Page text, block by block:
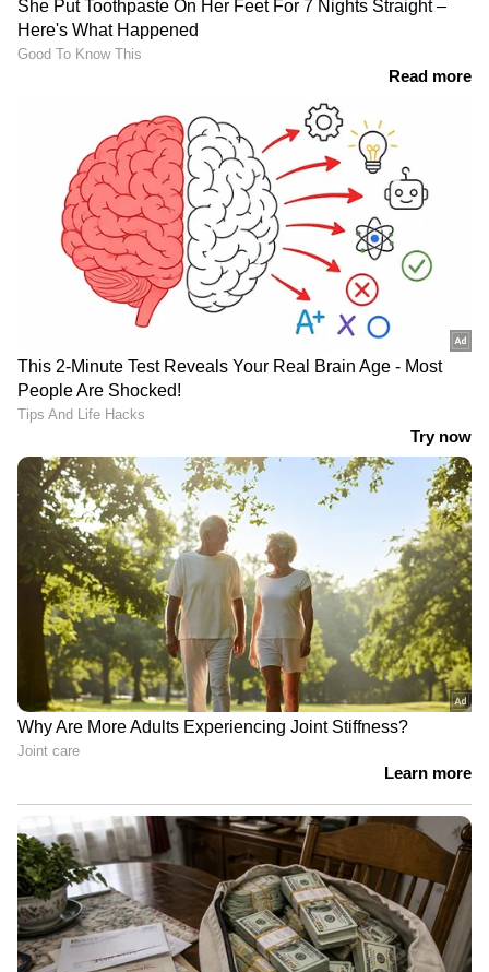
വെടിവെച്ചാലും മുട്ടുമടക്കില്ലെന്ന്
അര്‍ജുന്‍ ആയങ്കി; നോക്കാമെന്ന്
ചെന്നിത്തലയുടെ മറുപടി
|Chennithala
അര്‍ജുന്‍ ആയങ്കി എടപ്പാളിലെ
ആശുപത്രിയില്‍; ദൃശ്യങ്ങള്‍